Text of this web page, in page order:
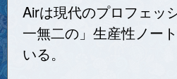
Airは現代のプロフェッ
一無二の」生産性ノー
いる。